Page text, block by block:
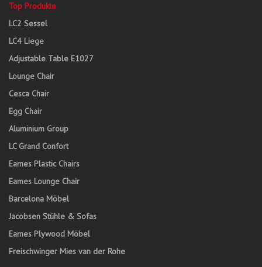
Top Produkte
LC2 Sessel
LC4 Liege
Adjustable Table E1027
Lounge Chair
Cesca Chair
Egg Chair
Aluminium Group
LC Grand Confort
Eames Plastic Chairs
Eames Lounge Chair
Barcelona Möbel
Jacobsen Stühle & Sofas
Eames Plywood Möbel
Freischwinger Mies van der Rohe